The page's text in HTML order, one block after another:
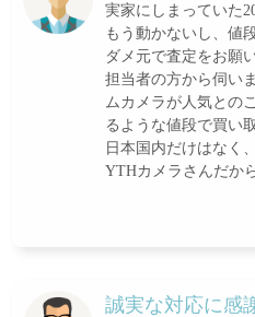
実家にしまっていた
もう動かないし、値
ダメ元で査定をお願
担当者の方から伺い
ムカメラが人気との
るような値段で買い
日本国内だけはなく
YTHカメラさんだか
誠実な対応に感